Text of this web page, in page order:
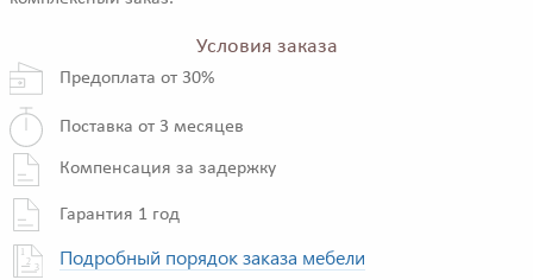
Условия заказа
Предоплата от 30%
Поставка от 3 месяцев
Компенсация за задержку
Гарантия 1 год
Подробный порядок заказа мебели